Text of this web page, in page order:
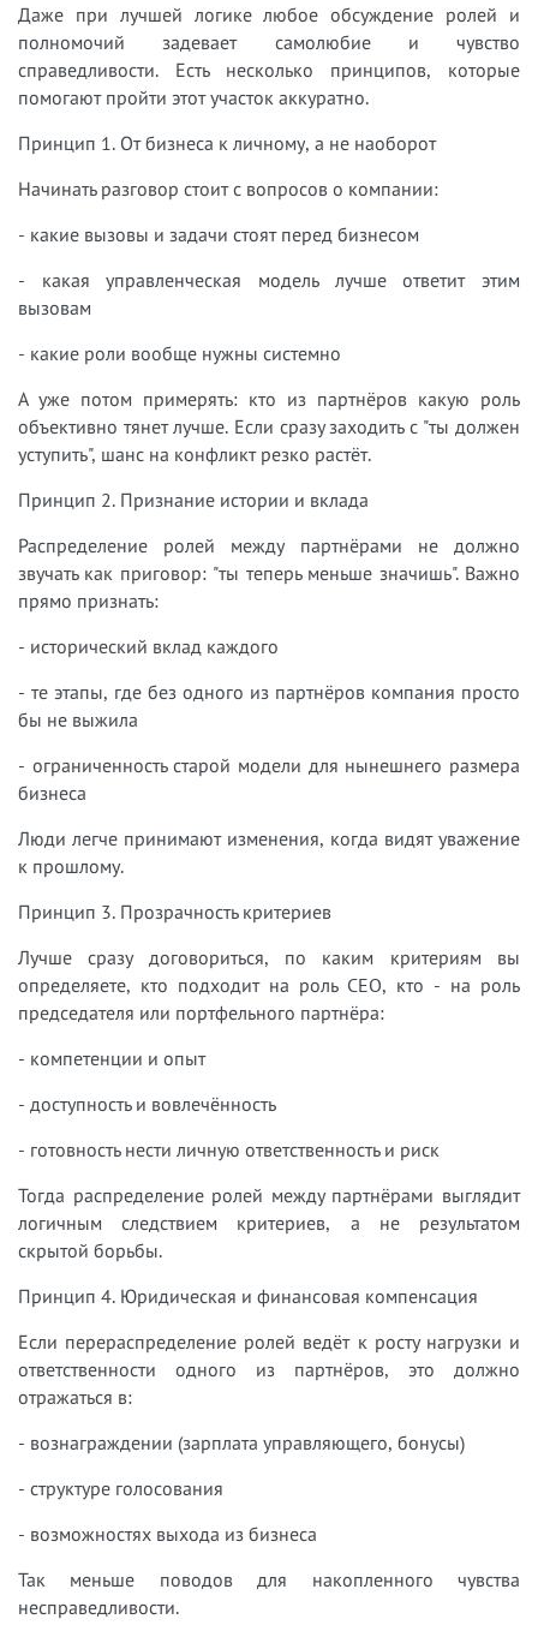
Даже при лучшей логике любое обсуждение ролей и
полномочий задевает самолюбие и чувство
справедливости. Есть несколько принципов, которые
помогают пройти этот участок аккуратно.
Принцип 1. От бизнеса к личному, а не наоборот
Начинать разговор стоит с вопросов о компании:
- какие вызовы и задачи стоят перед бизнесом
- какая управленческая модель лучше ответит этим
вызовам
- какие роли вообще нужны системно
А уже потом примерять: кто из партнёров какую роль
объективно тянет лучше. Если сразу заходить с "ты должен
уступить", шанс на конфликт резко растёт.
Принцип 2. Признание истории и вклада
Распределение ролей между партнёрами не должно
звучать как приговор: "ты теперь меньше значишь". Важно
прямо признать:
- исторический вклад каждого
- те этапы, где без одного из партнёров компания просто
бы не выжила
- ограниченность старой модели для нынешнего размера
бизнеса
Люди легче принимают изменения, когда видят уважение
к прошлому.
Принцип 3. Прозрачность критериев
Лучше сразу договориться, по каким критериям вы
определяете, кто подходит на роль CEO, кто - на роль
председателя или портфельного партнёра:
- компетенции и опыт
- доступность и вовлечённость
- готовность нести личную ответственность и риск
Тогда распределение ролей между партнёрами выглядит
логичным следствием критериев, а не результатом
скрытой борьбы.
Принцип 4. Юридическая и финансовая компенсация
Если перераспределение ролей ведёт к росту нагрузки и
ответственности одного из партнёров, это должно
отражаться в:
- вознаграждении (зарплата управляющего, бонусы)
- структуре голосования
- возможностях выхода из бизнеса
Так меньше поводов для накопленного чувства
несправедливости.